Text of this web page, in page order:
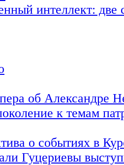
интеллект:
об Александре
к темам
о событиях в
Гуцериевы